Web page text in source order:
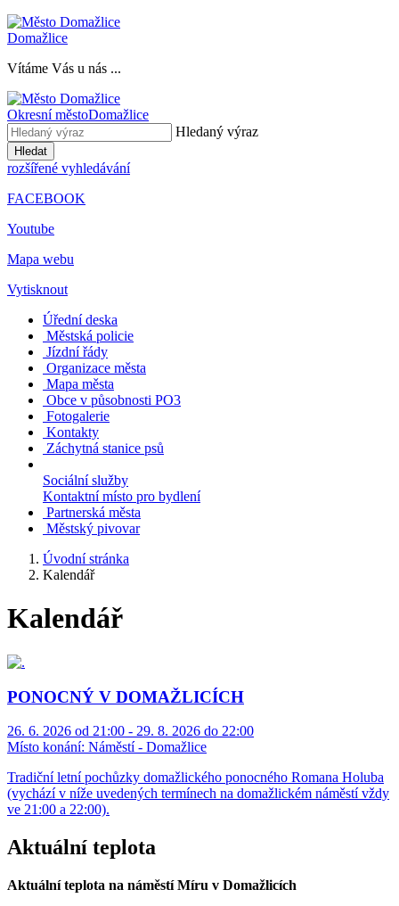
Domažlice
Vítáme Vás u nás ...
Okresní městoDomažlice
Hledaný výraz
Hledat
rozšířené vyhledávání
FACEBOOK
Youtube
Mapa webu
Vytisknout
Úřední deska
Městská policie
Jízdní řády
Organizace města
Mapa města
Obce v působnosti PO3
Fotogalerie
Kontakty
Záchytná stanice psů
Sociální služby
Kontaktní místo pro bydlení
Partnerská města
Městský pivovar
Úvodní stránka
Kalendář
Kalendář
PONOCNÝ V DOMAŽLICÍCH
26. 6. 2026 od 21:00 - 29. 8. 2026 do 22:00
Místo konání: Náměstí - Domažlice
Tradiční letní pochůzky domažlického ponocného Romana Holuba
(vychází v níže uvedených termínech na domažlickém náměstí vždy
ve 21:00 a 22:00).
Aktuální teplota
Aktuální teplota na náměstí Míru v Domažlicích